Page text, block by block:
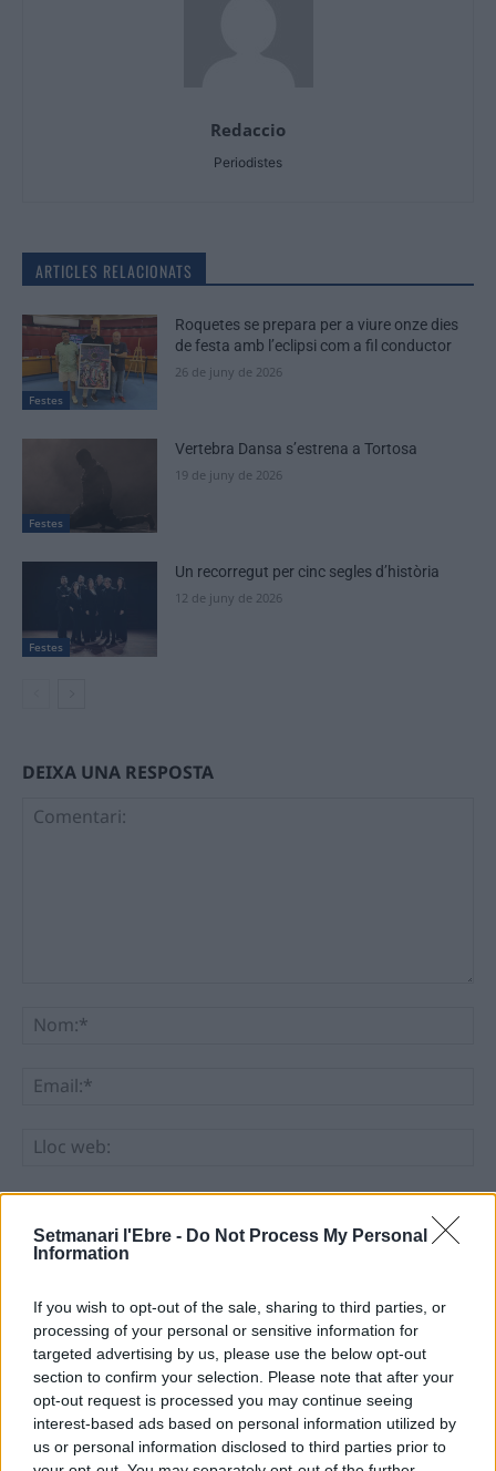
Setmanari l'Ebre - Do Not Process My Personal
Information
If you wish to opt-out of the sale, sharing to third parties, or
processing of your personal or sensitive information for
targeted advertising by us, please use the below opt-out
section to confirm your selection. Please note that after your
opt-out request is processed you may continue seeing
interest-based ads based on personal information utilized by
us or personal information disclosed to third parties prior to
Redaccio
Periodistes
ARTICLES RELACIONATS
Festes
Roquetes se prepara per a viure onze dies
de festa amb l’eclipsi com a fil conductor
26 de juny de 2026
Festes
Vertebra Dansa s’estrena a Tortosa
19 de juny de 2026
Festes
Un recorregut per cinc segles d’història
12 de juny de 2026
DEIXA UNA RESPOSTA
aquest navegador per a la propera vegada que comenti.
ÚLTIMES NOTÍCIES
L’Ajuntament de Tortosa amplia el